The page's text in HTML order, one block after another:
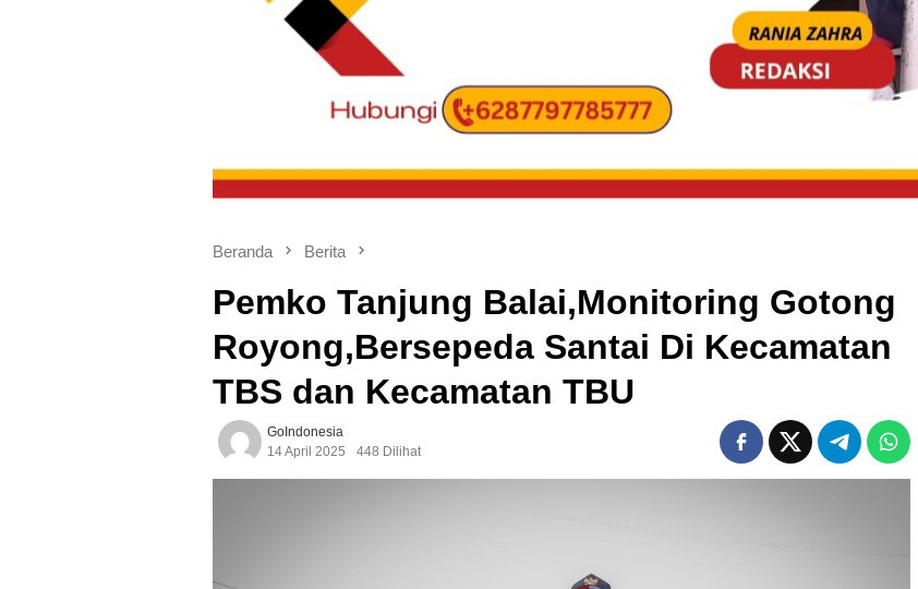
Beranda Berita
Pemko Tanjung Balai,Monitoring Gotong
Royong,Bersepeda Santai Di Kecamatan
TBS dan Kecamatan TBU
GoIndonesia
14 April 2025
448 Dilihat